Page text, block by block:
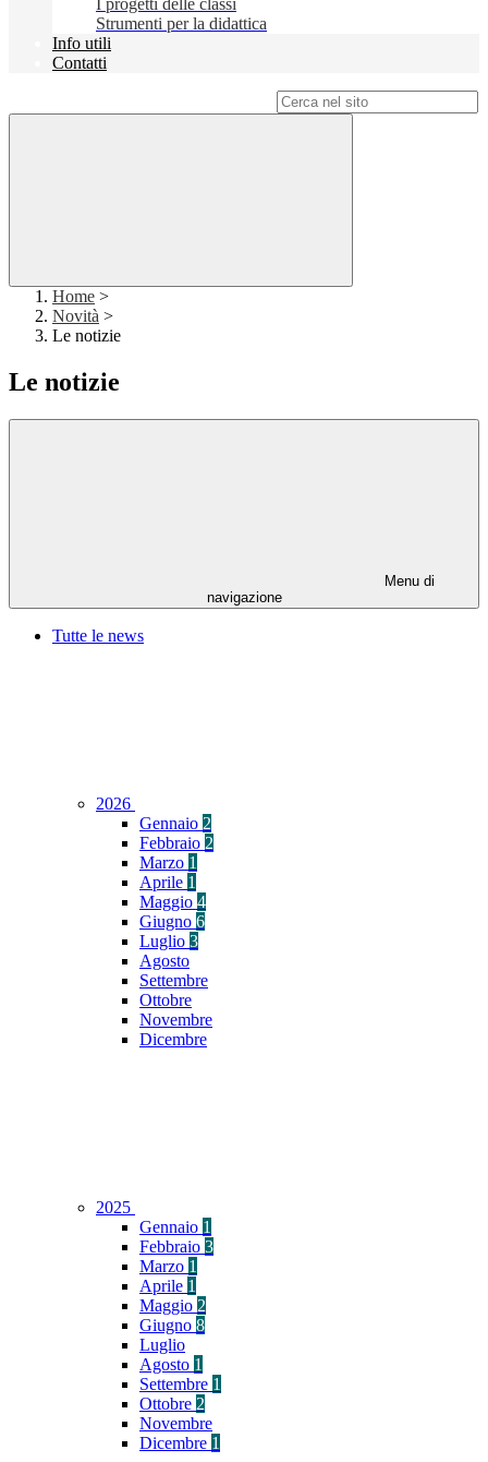
I progetti delle classi
Strumenti per la didattica
Info utili
Contatti
Home >
Novità >
Le notizie
Le notizie
Menu di
navigazione
Tutte le news
2026
Gennaio 2
Febbraio 2
Marzo 1
Aprile 1
Maggio 4
Giugno 6
Luglio 3
Agosto
Settembre
Ottobre
Novembre
Dicembre
2025
Gennaio 1
Febbraio 3
Marzo 1
Aprile 1
Maggio 2
Giugno 8
Luglio
Agosto 1
Settembre 1
Ottobre 2
Novembre
Dicembre 1